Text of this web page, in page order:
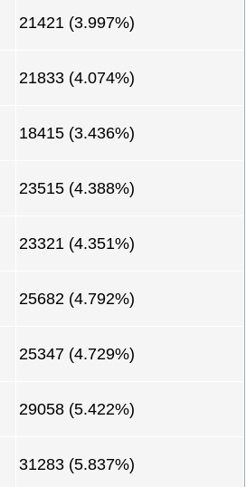
21421 (3.997%)
21833 (4.074%)
18415 (3.436%)
23515 (4.388%)
23321 (4.351%)
25682 (4.792%)
25347 (4.729%)
29058 (5.422%)
31283 (5.837%)